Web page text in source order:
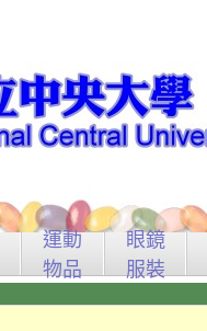
運動
物品
眼鏡
服裝